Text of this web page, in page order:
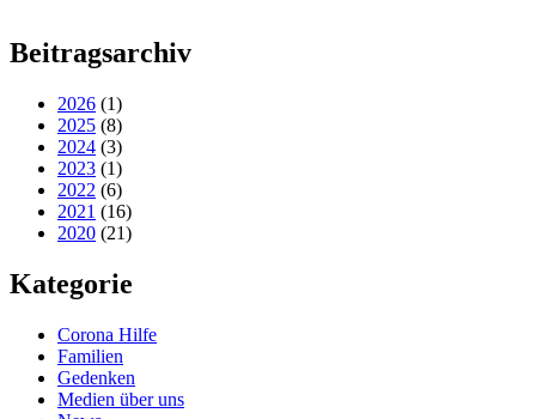
Beitragsarchiv
2026 (1)
2025 (8)
2024 (3)
2023 (1)
2022 (6)
2021 (16)
2020 (21)
Kategorie
Corona Hilfe
Familien
Gedenken
Medien über uns